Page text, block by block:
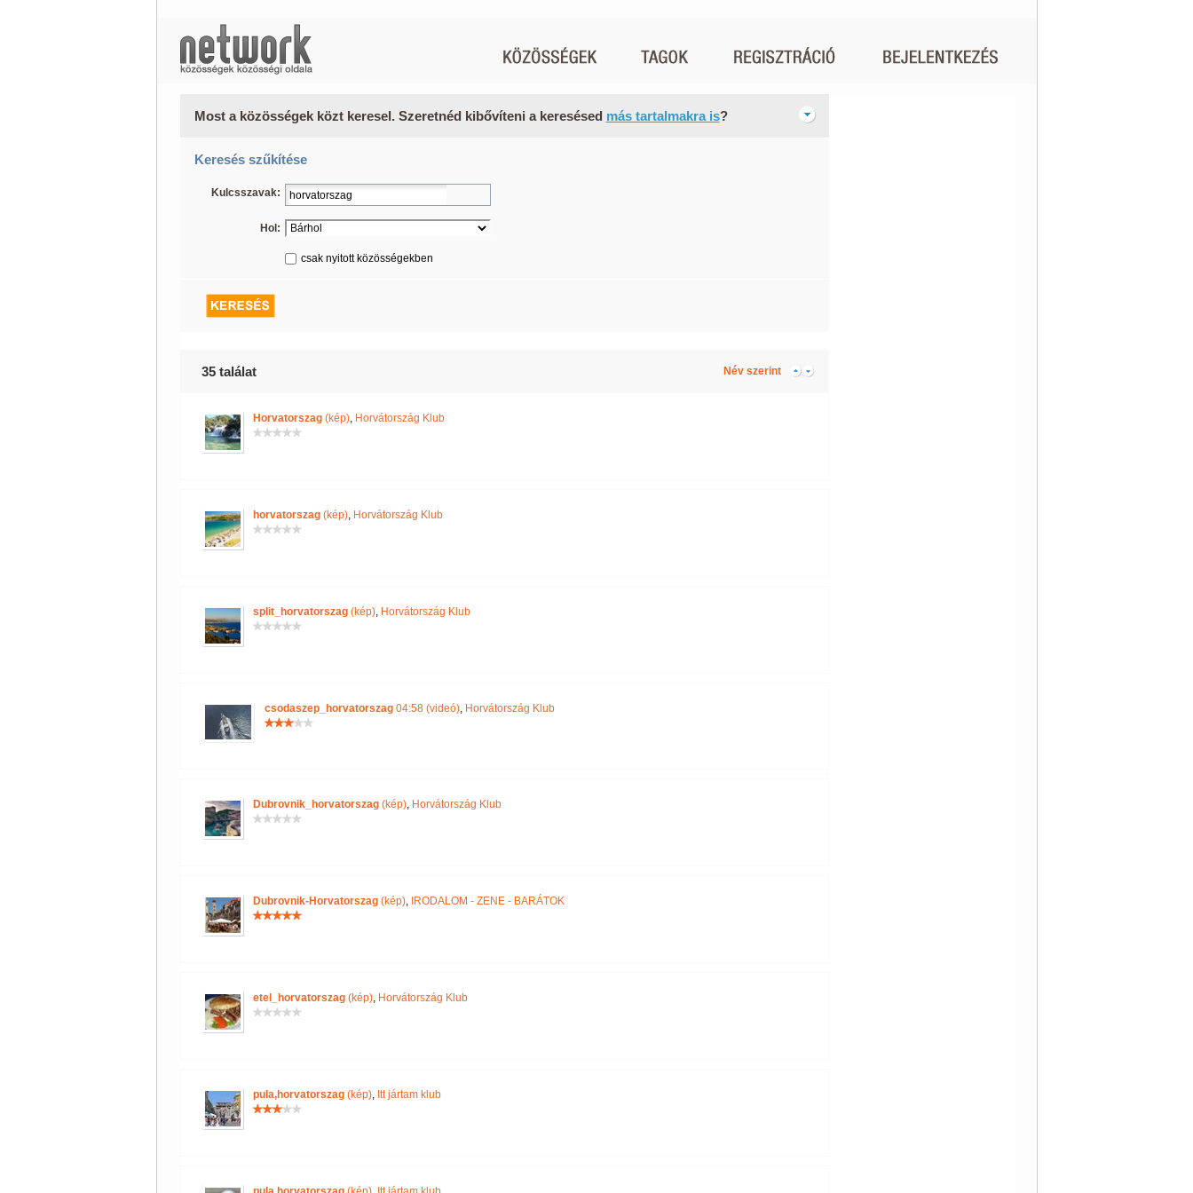
Most a közösségek közt keresel. Szeretnéd kibővíteni a keresésed más tartalmakra is?
Keresés szűkítése
Kulcsszavak:
Hol:
csak nyitott közösségekben
35 találat Név szerint
Horvatorszag(kép), Horvátország Klub
horvatorszag(kép), Horvátország Klub
split_horvatorszag(kép), Horvátország Klub
csodaszep_horvatorszag04:58 (videó), Horvátország Klub
Dubrovnik_horvatorszag(kép), Horvátország Klub
Dubrovnik-Horvatorszag(kép), IRODALOM - ZENE - BARÁTOK
etel_horvatorszag(kép), Horvátország Klub
pula,horvatorszag(kép), Itt jártam klub